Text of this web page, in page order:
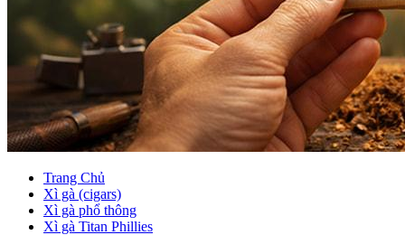
Trang Chủ
Xì gà (cigars)
Xì gà phổ thông
Xì gà Titan Phillies